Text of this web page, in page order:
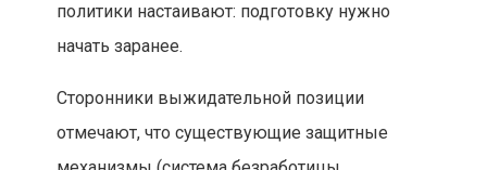
политики настаивают: подготовку нужно
начать заранее.
Сторонники выжидательной позиции
отмечают, что существующие защитные